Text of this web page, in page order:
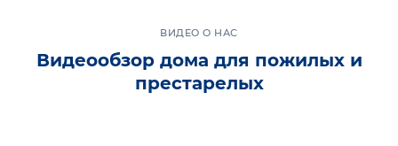
ВИДЕО О НАС
Видеообзор дома для пожилых и
престарелых